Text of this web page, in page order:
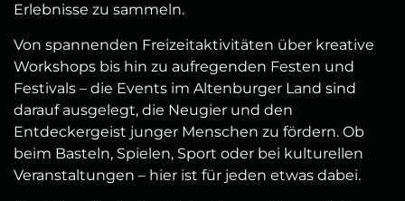
Erlebnisse zu sammeln.
Von spannenden Freizeitaktivitäten über kreative
Workshops bis hin zu aufregenden Festen und
Festivals – die Events im Altenburger Land sind
darauf ausgelegt, die Neugier und den
Entdeckergeist junger Menschen zu fördern. Ob
beim Basteln, Spielen, Sport oder bei kulturellen
Veranstaltungen – hier ist für jeden etwas dabei.